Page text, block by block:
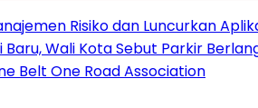
Risiko dan Luncurkan
Baru, Wali Kota Sebut Parkir
Belt One Road Association